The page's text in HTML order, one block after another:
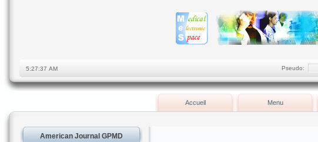
Pseudo:
Accueil Menu
American Journal GPMD